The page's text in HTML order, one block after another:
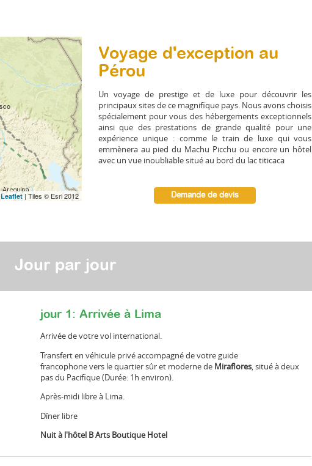
Leaflet| Tiles © Esri 2012
Voyage d'exception au
Pérou
Un voyage de prestige et de luxe pour découvrir les
principaux sites de ce magnifique pays. Nous avons choisis
spécialement pour vous des hébergements exceptionnels
ainsi que des prestations de grande qualité pour une
expérience unique : comme le train de luxe qui vous
emmènera au pied du Machu Picchu ou encore un hôtel
avec un vue inoubliable situé au bord du lac titicaca
Demande de devis
Jour par jour
jour 1: Arrivée à Lima
Arrivée de votre vol international.
Transfert en véhicule privé accompagné de votre guide
francophone vers le quartier sûr et moderne de Miraflores, situé à deux
pas du Pacifique (Durée: 1h environ).
Après-midi libre à Lima.
Dîner libre
Nuit à l'hôtel B Arts Boutique Hotel